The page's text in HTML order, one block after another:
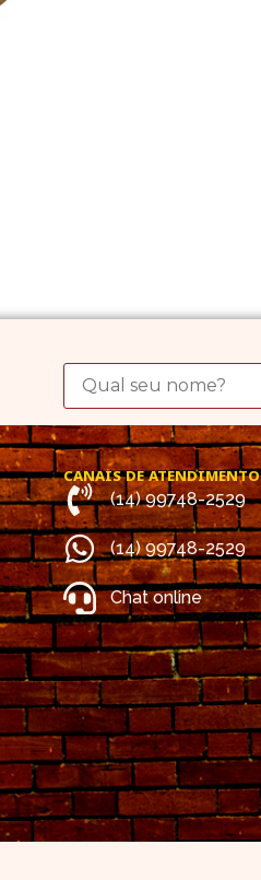
CANAIS DE ATENDIMENTO
(14) 99748-2529
(14) 99748-2529
Chat online